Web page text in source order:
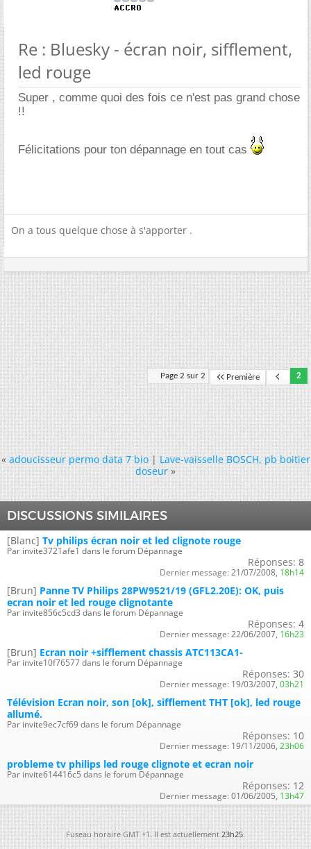
Re : Bluesky - écran noir, sifflement,
led rouge
Super , comme quoi des fois ce n'est pas grand chose
!!
Félicitations pour ton dépannage en tout cas
On a tous quelque chose à s'apporter .
Page 2 sur 2 Première 2
« adoucisseur permo data 7 bio|Lave-vaisselle BOSCH, pb boitier
doseur »
DISCUSSIONS SIMILAIRES
[Blanc] Tv philips écran noir et led clignote rouge
Par invite3721afe1 dans le forum Dépannage
Réponses: 8
Dernier message: 21/07/2008, 18h14
[Brun] Panne TV Philips 28PW9521/19 (GFL2.20E): OK, puis
ecran noir et led rouge clignotante
Par invite856c5cd3 dans le forum Dépannage
Réponses: 4
Dernier message: 22/06/2007, 16h23
[Brun] Ecran noir +sifflement chassis ATC113CA1-
Par invite10f76577 dans le forum Dépannage
Réponses: 30
Dernier message: 19/03/2007, 03h21
Télévision Ecran noir, son [ok], sifflement THT [ok], led rouge
allumé.
Par invite9ec7cf69 dans le forum Dépannage
Réponses: 10
Dernier message: 19/11/2006, 23h06
probleme tv philips led rouge clignote et ecran noir
Par invite614416c5 dans le forum Dépannage
Réponses: 12
Dernier message: 01/06/2005, 13h47
Fuseau horaire GMT +1. Il est actuellement23h25.